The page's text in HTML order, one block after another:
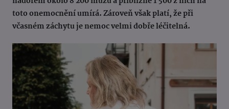
toto onemocnění umírá. Zároveň však platí, že při
včasném záchytu je nemoc velmi dobře léčitelná.